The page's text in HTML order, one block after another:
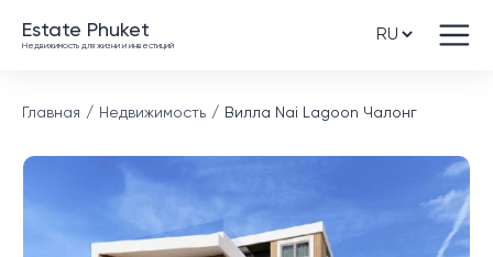
Estate Phuket
Недвижимость для жизни и инвестиций
Главная Недвижимость Вилла Nai Lagoon Чалонг